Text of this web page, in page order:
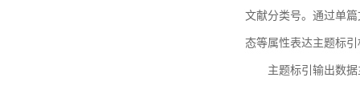
文献分类号。通过单
态等属性表达主题标
主题标引输出数